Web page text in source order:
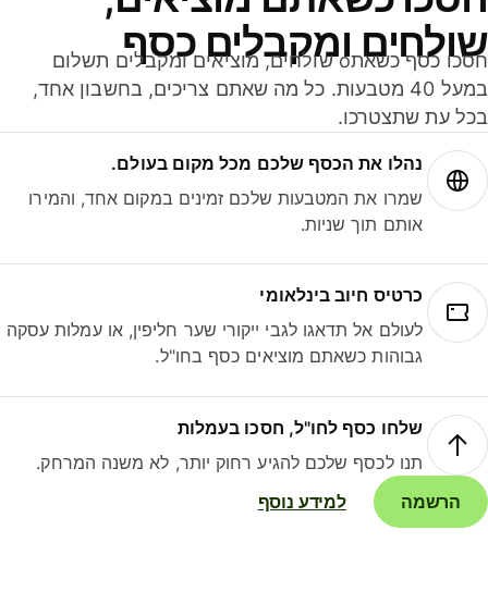
ומקבלים כסף
חסכו כסף כשאתo שולחים, מוציאים ומקבלים תשלום
במעל 40 מטבעות. כל מה שאתם צריכים, בחשבון אחד,
עת שתצטרכו.
נהלו את הכסף שלכם מכל מקום בעולם.
שמרו את המטבעות שלכם זמינים במקום אחד, והמירו
אותם תוך שניות.
כרטיס חיוב בינלאומי
לעולם אל תדאגו לגבי ייקורי שער חליפין, או עמלות עסקה
גבוהות כשאתם מוציאים כסף בחו"ל.
שלחו כסף לחו"ל, חסכו בעמלות
תנו לכסף שלכם להגיע רחוק יותר, לא משנה המרחק.
הרשמה
למידע נוסף